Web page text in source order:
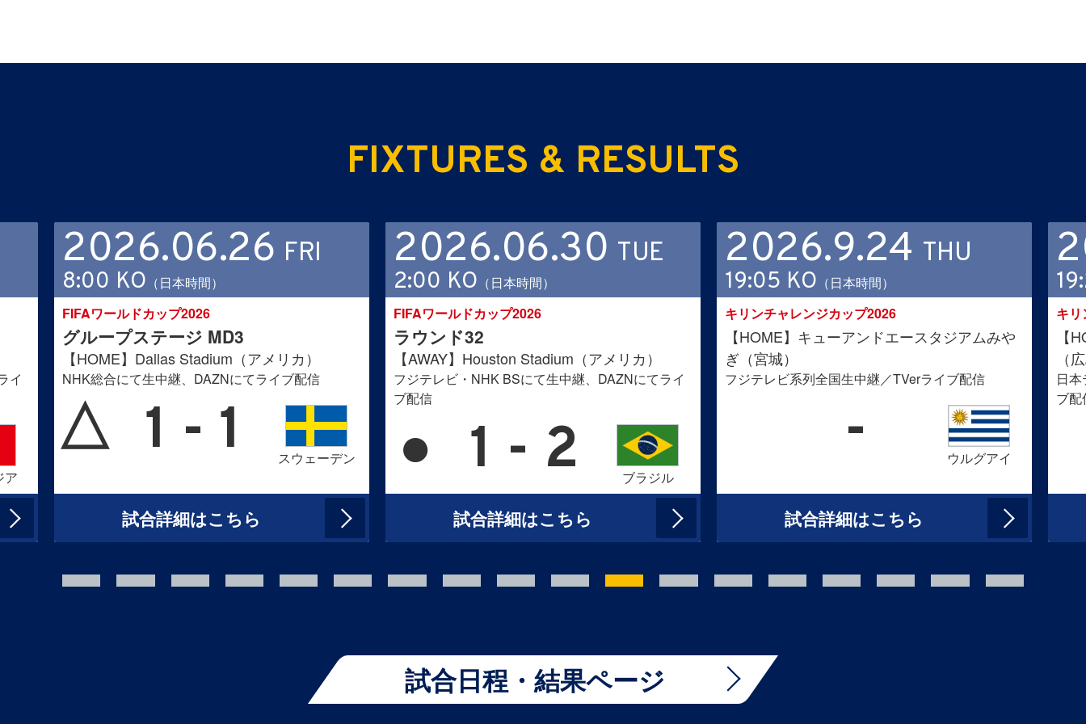
FIXTURES & RESULTS
イ
ア
2026.06.26 FRI
8:00 KO （日本時間）
FIFAワールドカップ2026
グループステージ MD3
【HOME】Dallas Stadium（アメリカ）
NHK総合にて生中継、DAZNにてライブ配信
△ 1 - 1 スウェーデン
試合詳細はこちら
2026.06.30 TUE
2:00 KO （日本時間）
FIFAワールドカップ2026
ラウンド32
【AWAY】Houston Stadium（アメリカ）
フジテレビ・NHK BSにて生中継、DAZNにてライ
ブ配信
● 1 - 2 ブラジル
試合詳細はこちら
2026.9.24 THU
19:05 KO （日本時間）
キリンチャレンジカップ2026
【HOME】キューアンドエースタジアムみや
ぎ（宮城）
フジテレビ系列全国生中継／TVerライブ配信
- ウルグアイ
試合詳細はこちら
キ
【
（
日
ブ配
試合日程・結果ページ